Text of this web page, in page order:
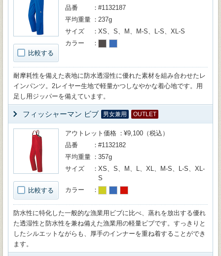
比較する
品番
#1132187
平均重量
237g
サイズ
XS、S、M、M-S、L-S、XL-S
カラー
耐摩耗性を備えた表地に防水透湿性に優れた素材を組み合わせたレ
インパンツ。2レイヤー生地で軽量かつしなやかな着心地です。用
足し用ジッパーを備えています。
フィッシャーマン ビブ 男女兼用 OUTLET
比較する
アウトレット価格
¥9,100（税込）
品番
#1132182
平均重量
357g
サイズ
XS、S、M、L、XL、M-S、L-S、XL-
S
カラー
防水性に特化した一般的な漁業用ビブに比べ、蒸れを放出する優れ
た透湿性と防水性を兼ね備えた漁業用の軽量ビブです。すっきりと
したシルエットながらも、厚手のインナーを重ね着することができ
ます。